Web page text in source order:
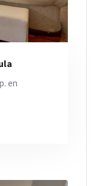
en